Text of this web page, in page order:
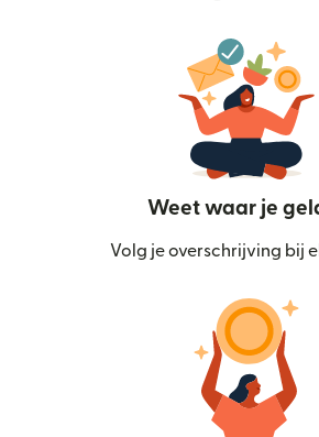
Weet waar je
Volg je overschrijving bij